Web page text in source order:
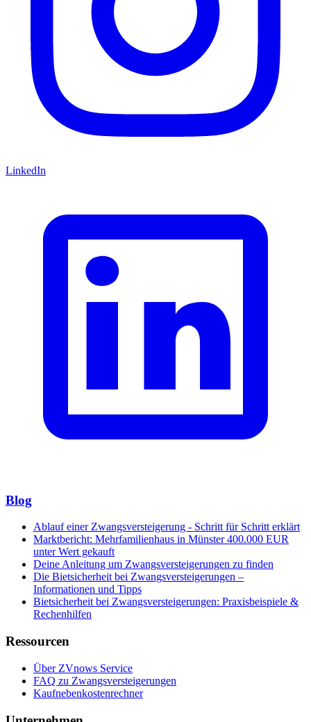
LinkedIn
Blog
Ablauf einer Zwangsversteigerung - Schritt für Schritt erklärt
Marktbericht: Mehrfamilienhaus in Münster 400.000 EUR
unter Wert gekauft
Deine Anleitung um Zwangsversteigerungen zu finden
Die Bietsicherheit bei Zwangsversteigerungen –
Informationen und Tipps
Bietsicherheit bei Zwangsversteigerungen: Praxisbeispiele &
Rechenhilfen
Ressourcen
Über ZVnows Service
FAQ zu Zwangsversteigerungen
Kaufnebenkostenrechner